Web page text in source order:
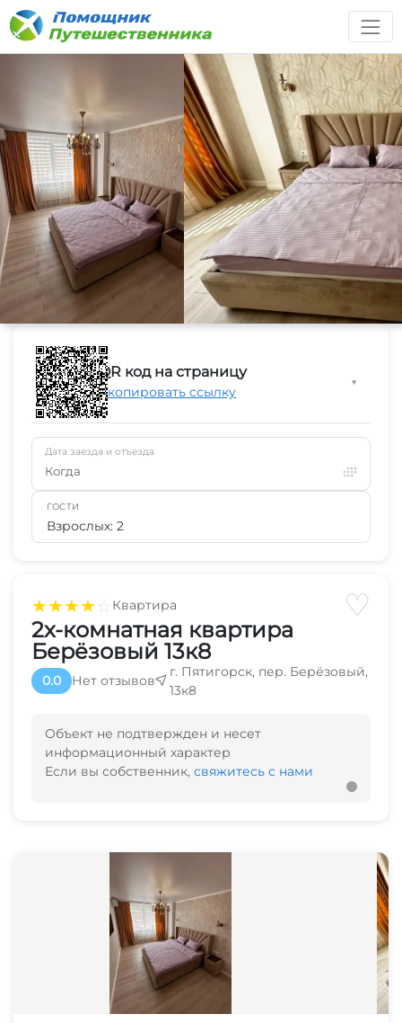
★★★★☆Квартира ♡
2х-комнатная квартира
Берёзовый 13к8
0.0 Нет отзывов
г. Пятигорск, пер. Берёзовый,
13к8
Объект не подтвержден и несет
информационный характер
Если вы собственник, свяжитесь с нами
QR код на страницу
Скопировать ссылку
▼
Дата заезда и отъезда
Когда
ГОСТИ
Взрослых: 2